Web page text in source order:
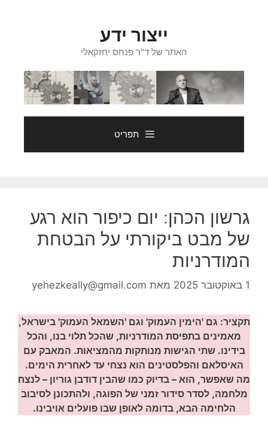
ייצור ידע
האתר של ד"ר פנחס יחזקאלי
תפריט
גרשון הכהן: יום כיפור הוא רגע
של מבט ביקורתי על הבטחת
המודרניות
1 באוקטובר 2025 מאת yehezkeally@gmail.com
תקציר: גם 'הימין העמוק' וגם 'השמאל העמוק' בישראל,
מאמינים בתפיסת המודרניות, שהכל תלוי בנו, והכל
בידינו. שתי הגישות מנותקות מהמציאות. המאבק עם
האיסלאם והפלסטינים הוא נצחי עד לאחרית הימים.
מה שאפשר, הוא – בדיוק כמו שהבין דודבן גוריון – לנצח
מלחמה, לסדר סידור זמני של הפוגה, ולהתכונן לסיבוב
הלחימה הבא, בדומה לאופן שבו פועלים אויבינו.